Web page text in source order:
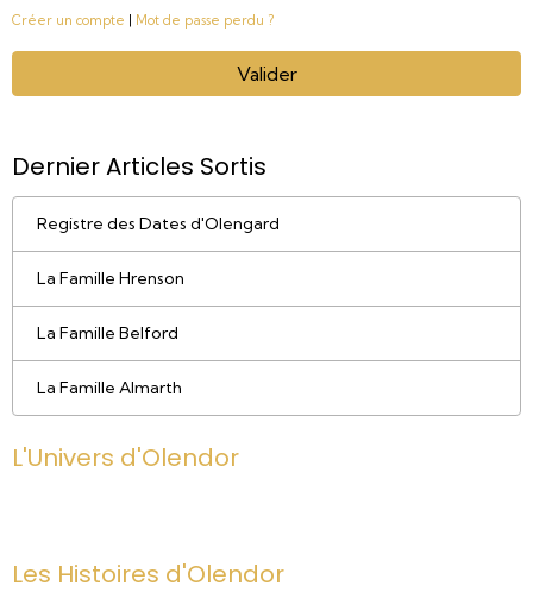
Créer un compte Mot de passe perdu ?
Valider
Dernier Articles Sortis
Registre des Dates d'Olengard
La Famille Hrenson
La Famille Belford
La Famille Almarth
L'Univers d'Olendor
Les Histoires d'Olendor